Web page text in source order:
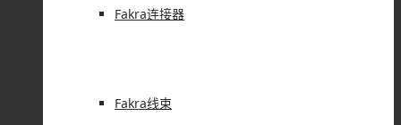
Fakra连接器
Fakra线束